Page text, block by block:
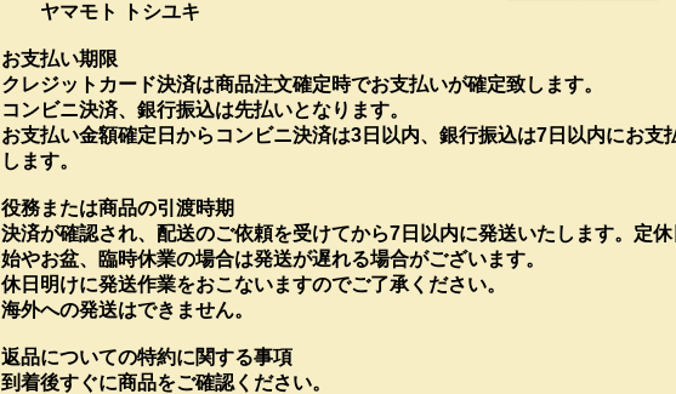
ヤマモト トシユキ
お支払い期限
クレジットカード決済は商品注文確定時でお支払いが確定致します。
コンビニ決済、銀行振込は先払いとなります。
お支払い金額確定日からコンビニ決済は3日以内、銀行振込は7日以内にお支
します。
役務または商品の引渡時期
決済が確認され、配送のご依頼を受けてから7日以内に発送いたします。定
始やお盆、臨時休業の場合は発送が遅れる場合がございます。
休日明けに発送作業をおこないますのでご了承ください。
海外への発送はできません。
返品についての特約に関する事項
到着後すぐに商品をご確認ください。